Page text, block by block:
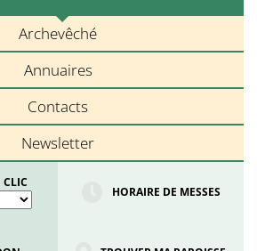
Archevêché
Annuaires
Contacts
Newsletter
CLIC
HORAIRE DE MESSES